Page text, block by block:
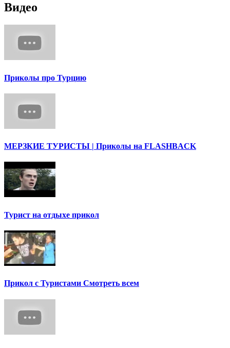
Видео
Приколы про Турцию
МЕРЗКИЕ ТУРИСТЫ | Приколы на FLASHBACK
Турист на отдыхе прикол
Прикол с Туристами Смотреть всем